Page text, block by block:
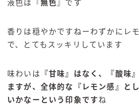
液色は『無色 』です
香りは穏やかですねーわずかにレ
で、とてもスッキリしています
味わいは
『甘味』はなく、『酸味
ますが、全体的な『レモン感』と
いかなーという印象ですね